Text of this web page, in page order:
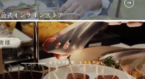
公式オンラインストア
ホテルや旅館、レストランに